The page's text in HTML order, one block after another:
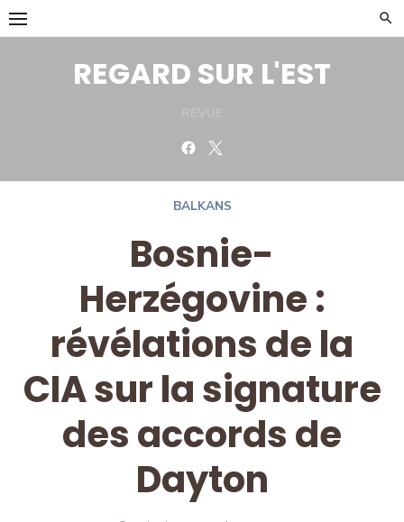
Skip
to
REGARD SUR L'EST
Facebook
BALKANS
Bosnie-
Herzégovine :
révélations de la
CIA sur la signature
des accords de
Dayton